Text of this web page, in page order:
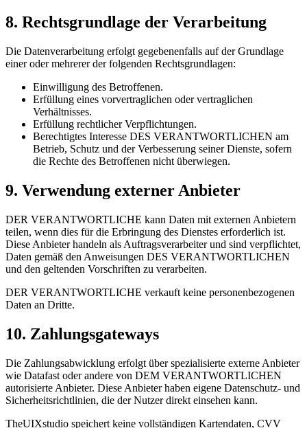
8. Rechtsgrundlage der Verarbeitung
Die Datenverarbeitung erfolgt gegebenenfalls auf der Grundlage
einer oder mehrerer der folgenden Rechtsgrundlagen:
Einwilligung des Betroffenen.
Erfüllung eines vorvertraglichen oder vertraglichen
Verhältnisses.
Erfüllung rechtlicher Verpflichtungen.
Berechtigtes Interesse DES VERANTWORTLICHEN am
Betrieb, Schutz und der Verbesserung seiner Dienste, sofern
die Rechte des Betroffenen nicht überwiegen.
9. Verwendung externer Anbieter
DER VERANTWORTLICHE kann Daten mit externen Anbietern
teilen, wenn dies für die Erbringung des Dienstes erforderlich ist.
Diese Anbieter handeln als Auftragsverarbeiter und sind verpflichtet,
Daten gemäß den Anweisungen DES VERANTWORTLICHEN
und den geltenden Vorschriften zu verarbeiten.
DER VERANTWORTLICHE verkauft keine personenbezogenen
Daten an Dritte.
10. Zahlungsgateways
Die Zahlungsabwicklung erfolgt über spezialisierte externe Anbieter
wie Datafast oder andere von DEM VERANTWORTLICHEN
autorisierte Anbieter. Diese Anbieter haben eigene Datenschutz- und
Sicherheitsrichtlinien, die der Nutzer direkt einsehen kann.
TheUIXstudio speichert keine vollständigen Kartendaten, CVV